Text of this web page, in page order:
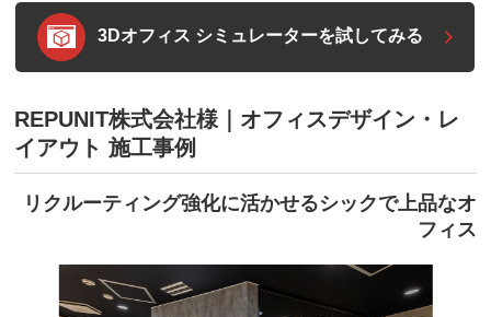
3Dオフィス シミュレーターを試してみる
REPUNIT株式会社様｜オフィスデザイン・レ
イアウト 施工事例
リクルーティング強化に活かせるシックで上品なオ
フィス